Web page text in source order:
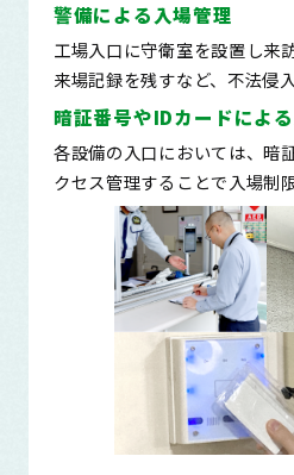
警備による入場管理
工場入口に守衛室を設置し来
来場記録を残すなど、不法侵
暗証番号やIDカードによ
各設備の入口においては、暗
クセス管理することで入場制